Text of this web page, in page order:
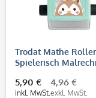
Trodat Mathe
Spielerisch
5,90 €
inkl. MwSt.
4,96 €
exkl. MwSt.